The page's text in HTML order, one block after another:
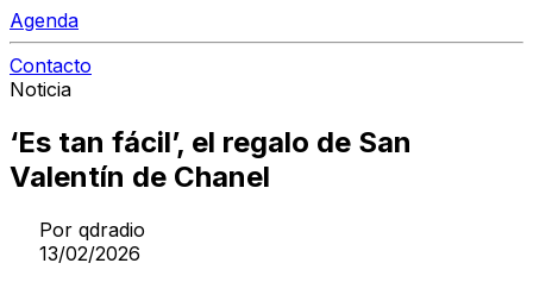
Agenda
Contacto
Noticia
‘Es tan fácil’, el regalo de San
Valentín de Chanel
Por qdradio
13/02/2026